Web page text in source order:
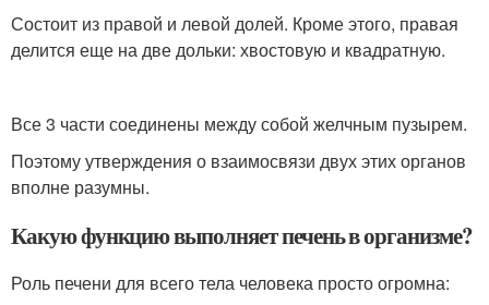
Состоит из правой и левой долей. Кроме этого, правая
делится еще на две дольки: хвостовую и квадратную.
Все 3 части соединены между собой желчным пузырем.
Поэтому утверждения о взаимосвязи двух этих органов
вполне разумны.
Какую функцию выполняет печень в организме?
Роль печени для всего тела человека просто огромна: